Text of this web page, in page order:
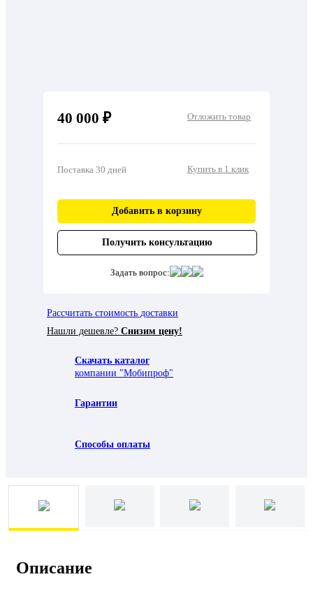
40 000 ₽ Отложить товар
Поставка 30 дней Купить в 1 клик
Добавить в корзину
Получить консультацию
Задать вопрос:
Рассчитать стоимость доставки
Нашли дешевле? Снизим цену!
Скачать каталог
компании "Мобипроф"
Гарантии
Способы оплаты
Описание